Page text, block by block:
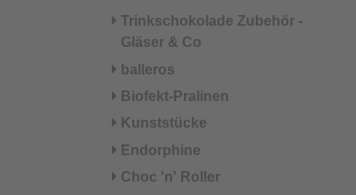
Trinkschokolade Zubehör -
Gläser & Co
balleros
Biofekt-Pralinen
Kunststücke
Endorphine
Choc 'n' Roller